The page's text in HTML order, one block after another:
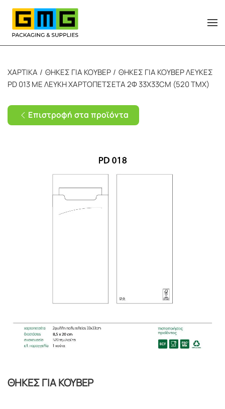
Skip to main content
ΧΑΡΤΙΚΑ ΘΗΚΕΣ ΓΙΑ ΚΟΥΒΕΡ
ΘΗΚΕΣ ΓΙΑ ΚΟΥΒΕΡ ΛΕΥΚΕΣ
PD 013 ΜΕ ΛΕΥΚΗ ΧΑΡΤΟΠΕΤΣΕΤΑ 2Φ 33Χ33CM (520 ΤΜΧ)
Επιστροφή στα προϊόντα
ΘΗΚΕΣ ΓΙΑ ΚΟΥΒΕΡ